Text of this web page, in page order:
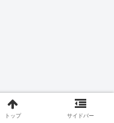
トップ サイドバー